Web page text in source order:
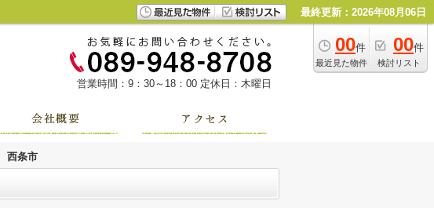
最終更新：2026年08月06日
00件
最近見た物件
00件
検討リスト
営業時間：9：30～18：00 定休日：木曜日
西条市